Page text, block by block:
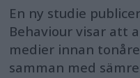
En ny studie
Behaviour visar att
medier innan
samman med